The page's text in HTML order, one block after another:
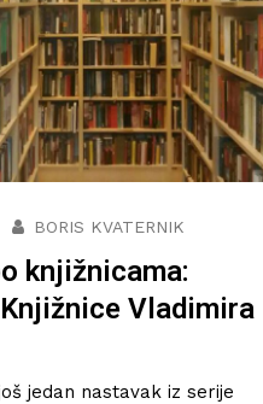
BORIS KVATERNIK
knjižnicama:
Vladimira
jedan nastavak iz serije